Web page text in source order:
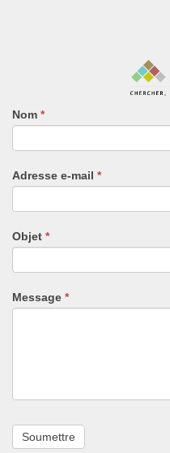
Nom *
Adresse e-mail *
Objet *
Message *
Si
vous
êtes
humain,
remplissez
ce